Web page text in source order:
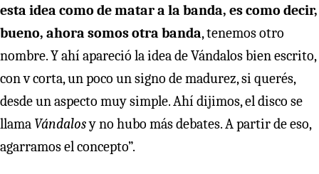
esta idea como de matar a la banda, es como decir,
bueno, ahora somos otra banda, tenemos otro
nombre. Y ahí apareció la idea de Vándalos bien escrito,
con v corta, un poco un signo de madurez, si querés,
desde un aspecto muy simple. Ahí dijimos, el disco se
llama Vándalosy no hubo más debates. A partir de eso,
agarramos el concepto”.